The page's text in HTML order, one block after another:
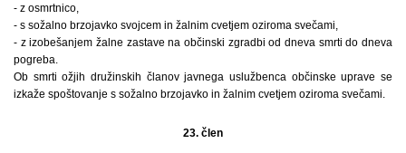
- z osmrtnico,
- s sožalno brzojavko svojcem in žalnim cvetjem oziroma svečami,
- z izobešanjem žalne zastave na občinski zgradbi od dneva smrti do dneva
pogreba.
Ob smrti ožjih družinskih članov javnega uslužbenca občinske uprave se
izkaže spoštovanje s sožalno brzojavko in žalnim cvetjem oziroma svečami.
23. člen